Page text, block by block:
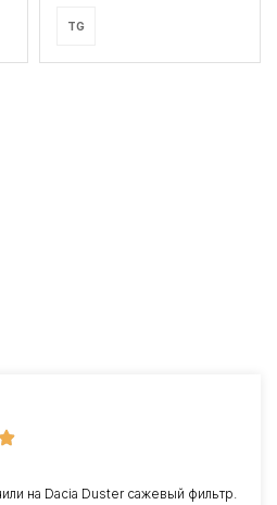
TG
на Dacia Duster сажевый фильтр.